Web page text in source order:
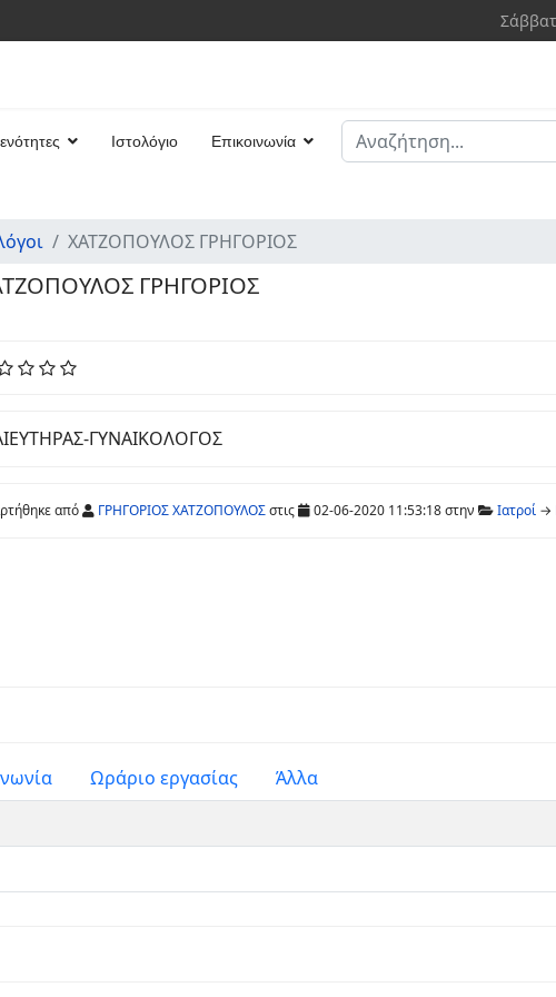
Ιστολόγιο Επικοινωνία
Αναζήτηση
ΧΑΤΖΟΠΟΥΛΟΣ ΓΡΗΓΟΡΙΟΣ
ΓΡΗΓΟΡΙΟΣ
ΓΥΝΑΙΚΟΛΟΓΟΣ
από ΓΡΗΓΟΡΙΟΣ ΧΑΤΖΟΠΟΥΛΟΣστις 02-06-2020 11:53:18 στην Ιατροί →
Ωράριο εργασίας
Άλλα